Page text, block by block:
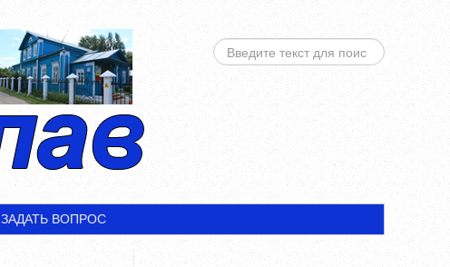
ИСКАТЬ...
ЗАДАТЬ ВОПРОС